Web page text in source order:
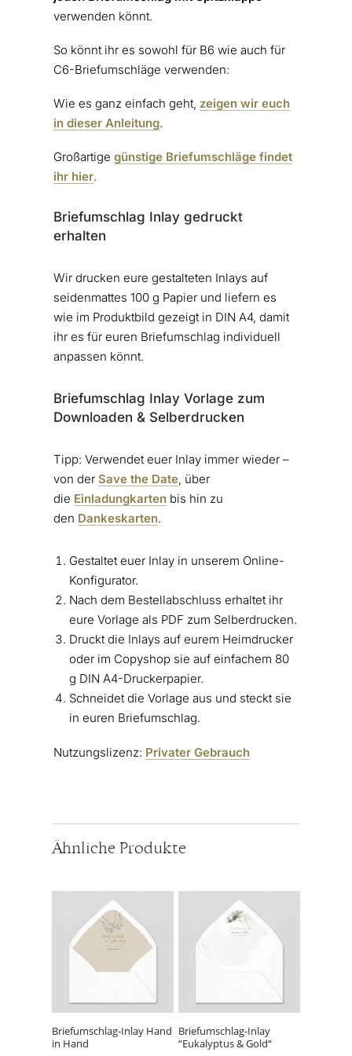
verwenden könnt.
So könnt ihr es sowohl für B6 wie auch für
C6-Briefumschläge verwenden:
Wie es ganz einfach geht, zeigen wir euch
in dieser Anleitung.
Großartige günstige Briefumschläge findet
ihr hier.
Briefumschlag Inlay gedruckt
erhalten
Wir drucken eure gestalteten Inlays auf
seidenmattes 100 g Papier und liefern es
wie im Produktbild gezeigt in DIN A4, damit
ihr es für euren Briefumschlag individuell
anpassen könnt.
Briefumschlag Inlay Vorlage zum
Downloaden & Selberdrucken
Tipp: Verwendet euer Inlay immer wieder –
von der Save the Date, über
die Einladungkartenbis hin zu
den Dankeskarten.
Gestaltet euer Inlay in unserem Online-
Konfigurator.
Nach dem Bestellabschluss erhaltet ihr
eure Vorlage als PDF zum Selberdrucken.
Druckt die Inlays auf eurem Heimdrucker
oder im Copyshop sie auf einfachem 80
g DIN A4-Druckerpapier.
Schneidet die Vorlage aus und steckt sie
in euren Briefumschlag.
Nutzungslizenz: Privater Gebrauch
Ähnliche Produkte
Briefumschlag-Inlay Hand
in Hand
Produkt
weist
mehrere
Varianten
Optionen
können
auf
Briefumschlag-Inlay
“Eukalyptus & Gold“
Produkt
weist
mehrere
Optionen
können
auf